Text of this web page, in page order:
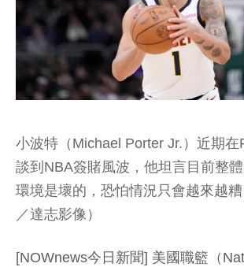
小波特（Michael Porter Jr.）近期在
談到NBA簽賭風波，他坦言目前整
環境是壞的，恐怕情況只會越來越
／達志影像）
[NOWnews今日新聞] 美國職籃（